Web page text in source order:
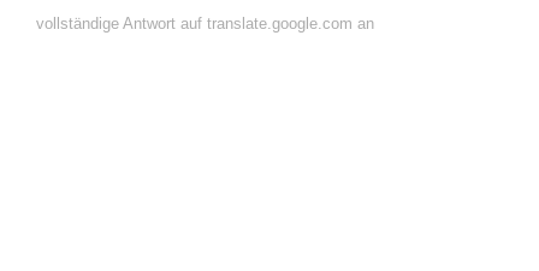
vollständige Antwort auf translate.google.com an